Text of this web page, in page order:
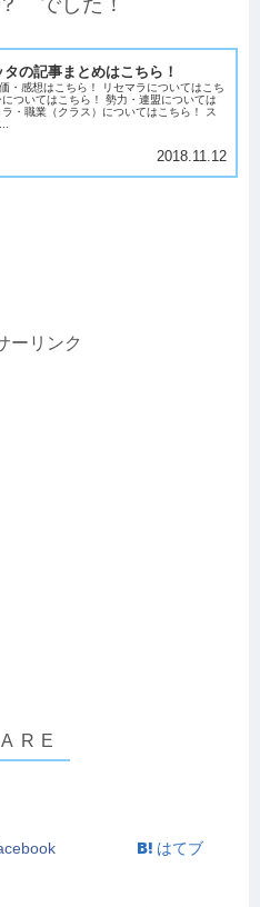
の記事まとめはこちら！
・感想はこちら！ リセマラについてはこち
ついてはこちら！ 勢力・連盟については
ラ・職業（クラス）についてはこちら！ ス
2018.11.12
ーリンク
はてブ